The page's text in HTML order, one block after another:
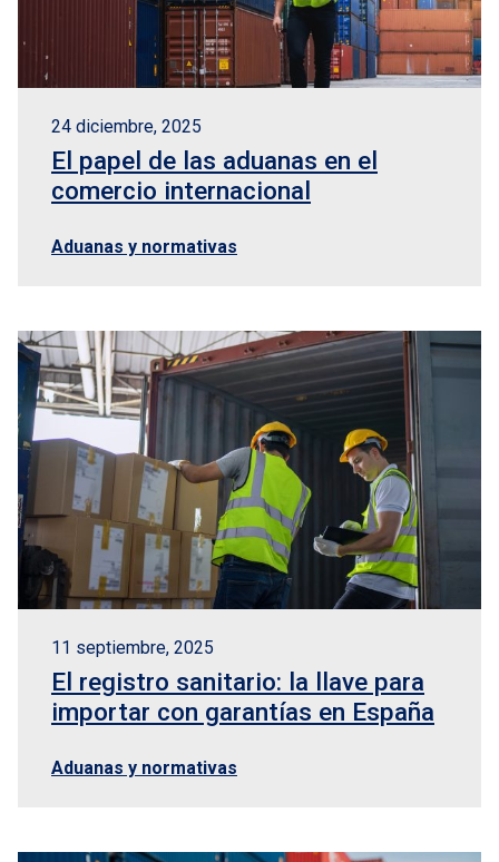
24 diciembre, 2025
El papel de las aduanas en el
comercio internacional
Aduanas y normativas
11 septiembre, 2025
El registro sanitario: la llave para
importar con garantías en España
Aduanas y normativas